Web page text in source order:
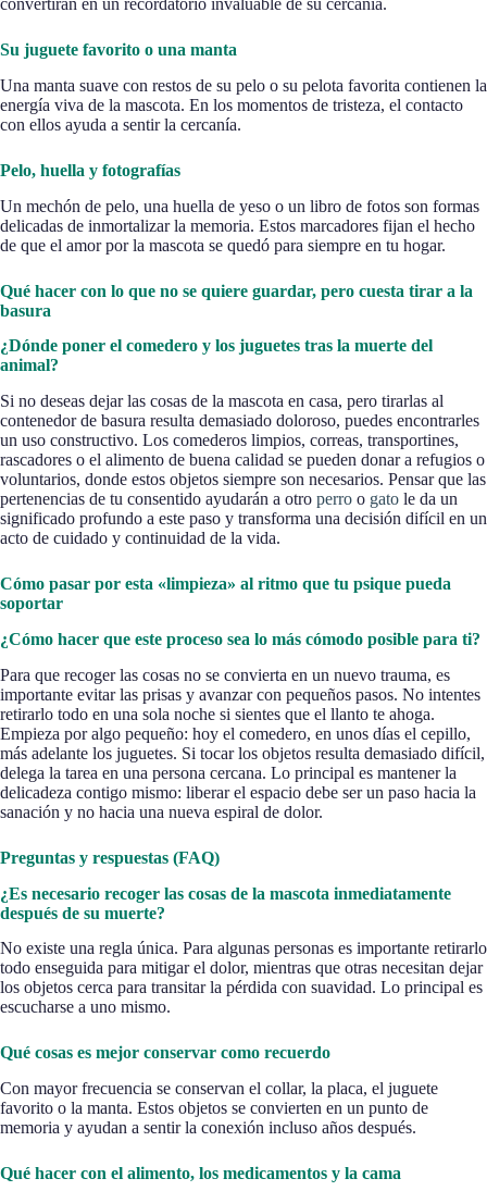
convertirán en un recordatorio invaluable de su cercanía.
Su juguete favorito o una manta
Una manta suave con restos de su pelo o su pelota favorita contienen la
energía viva de la mascota. En los momentos de tristeza, el contacto
con ellos ayuda a sentir la cercanía.
Pelo, huella y fotografías
Un mechón de pelo, una huella de yeso o un libro de fotos son formas
delicadas de inmortalizar la memoria. Estos marcadores fijan el hecho
de que el amor por la mascota se quedó para siempre en tu hogar.
Qué hacer con lo que no se quiere guardar, pero cuesta tirar a la
basura
¿Dónde poner el comedero y los juguetes tras la muerte del
animal?
Si no deseas dejar las cosas de la mascota en casa, pero tirarlas al
contenedor de basura resulta demasiado doloroso, puedes encontrarles
un uso constructivo. Los comederos limpios, correas, transportines,
rascadores o el alimento de buena calidad se pueden donar a refugios o
voluntarios, donde estos objetos siempre son necesarios. Pensar que las
pertenencias de tu consentido ayudarán a otro perro o gato le da un
significado profundo a este paso y transforma una decisión difícil en un
acto de cuidado y continuidad de la vida.
Cómo pasar por esta «limpieza» al ritmo que tu psique pueda
soportar
¿Cómo hacer que este proceso sea lo más cómodo posible para ti?
Para que recoger las cosas no se convierta en un nuevo trauma, es
importante evitar las prisas y avanzar con pequeños pasos. No intentes
retirarlo todo en una sola noche si sientes que el llanto te ahoga.
Empieza por algo pequeño: hoy el comedero, en unos días el cepillo,
más adelante los juguetes. Si tocar los objetos resulta demasiado difícil,
delega la tarea en una persona cercana. Lo principal es mantener la
delicadeza contigo mismo: liberar el espacio debe ser un paso hacia la
sanación y no hacia una nueva espiral de dolor.
Preguntas y respuestas (FAQ)
¿Es necesario recoger las cosas de la mascota inmediatamente
después de su muerte?
No existe una regla única. Para algunas personas es importante retirarlo
todo enseguida para mitigar el dolor, mientras que otras necesitan dejar
los objetos cerca para transitar la pérdida con suavidad. Lo principal es
escucharse a uno mismo.
Qué cosas es mejor conservar como recuerdo
Con mayor frecuencia se conservan el collar, la placa, el juguete
favorito o la manta. Estos objetos se convierten en un punto de
memoria y ayudan a sentir la conexión incluso años después.
Qué hacer con el alimento, los medicamentos y la cama